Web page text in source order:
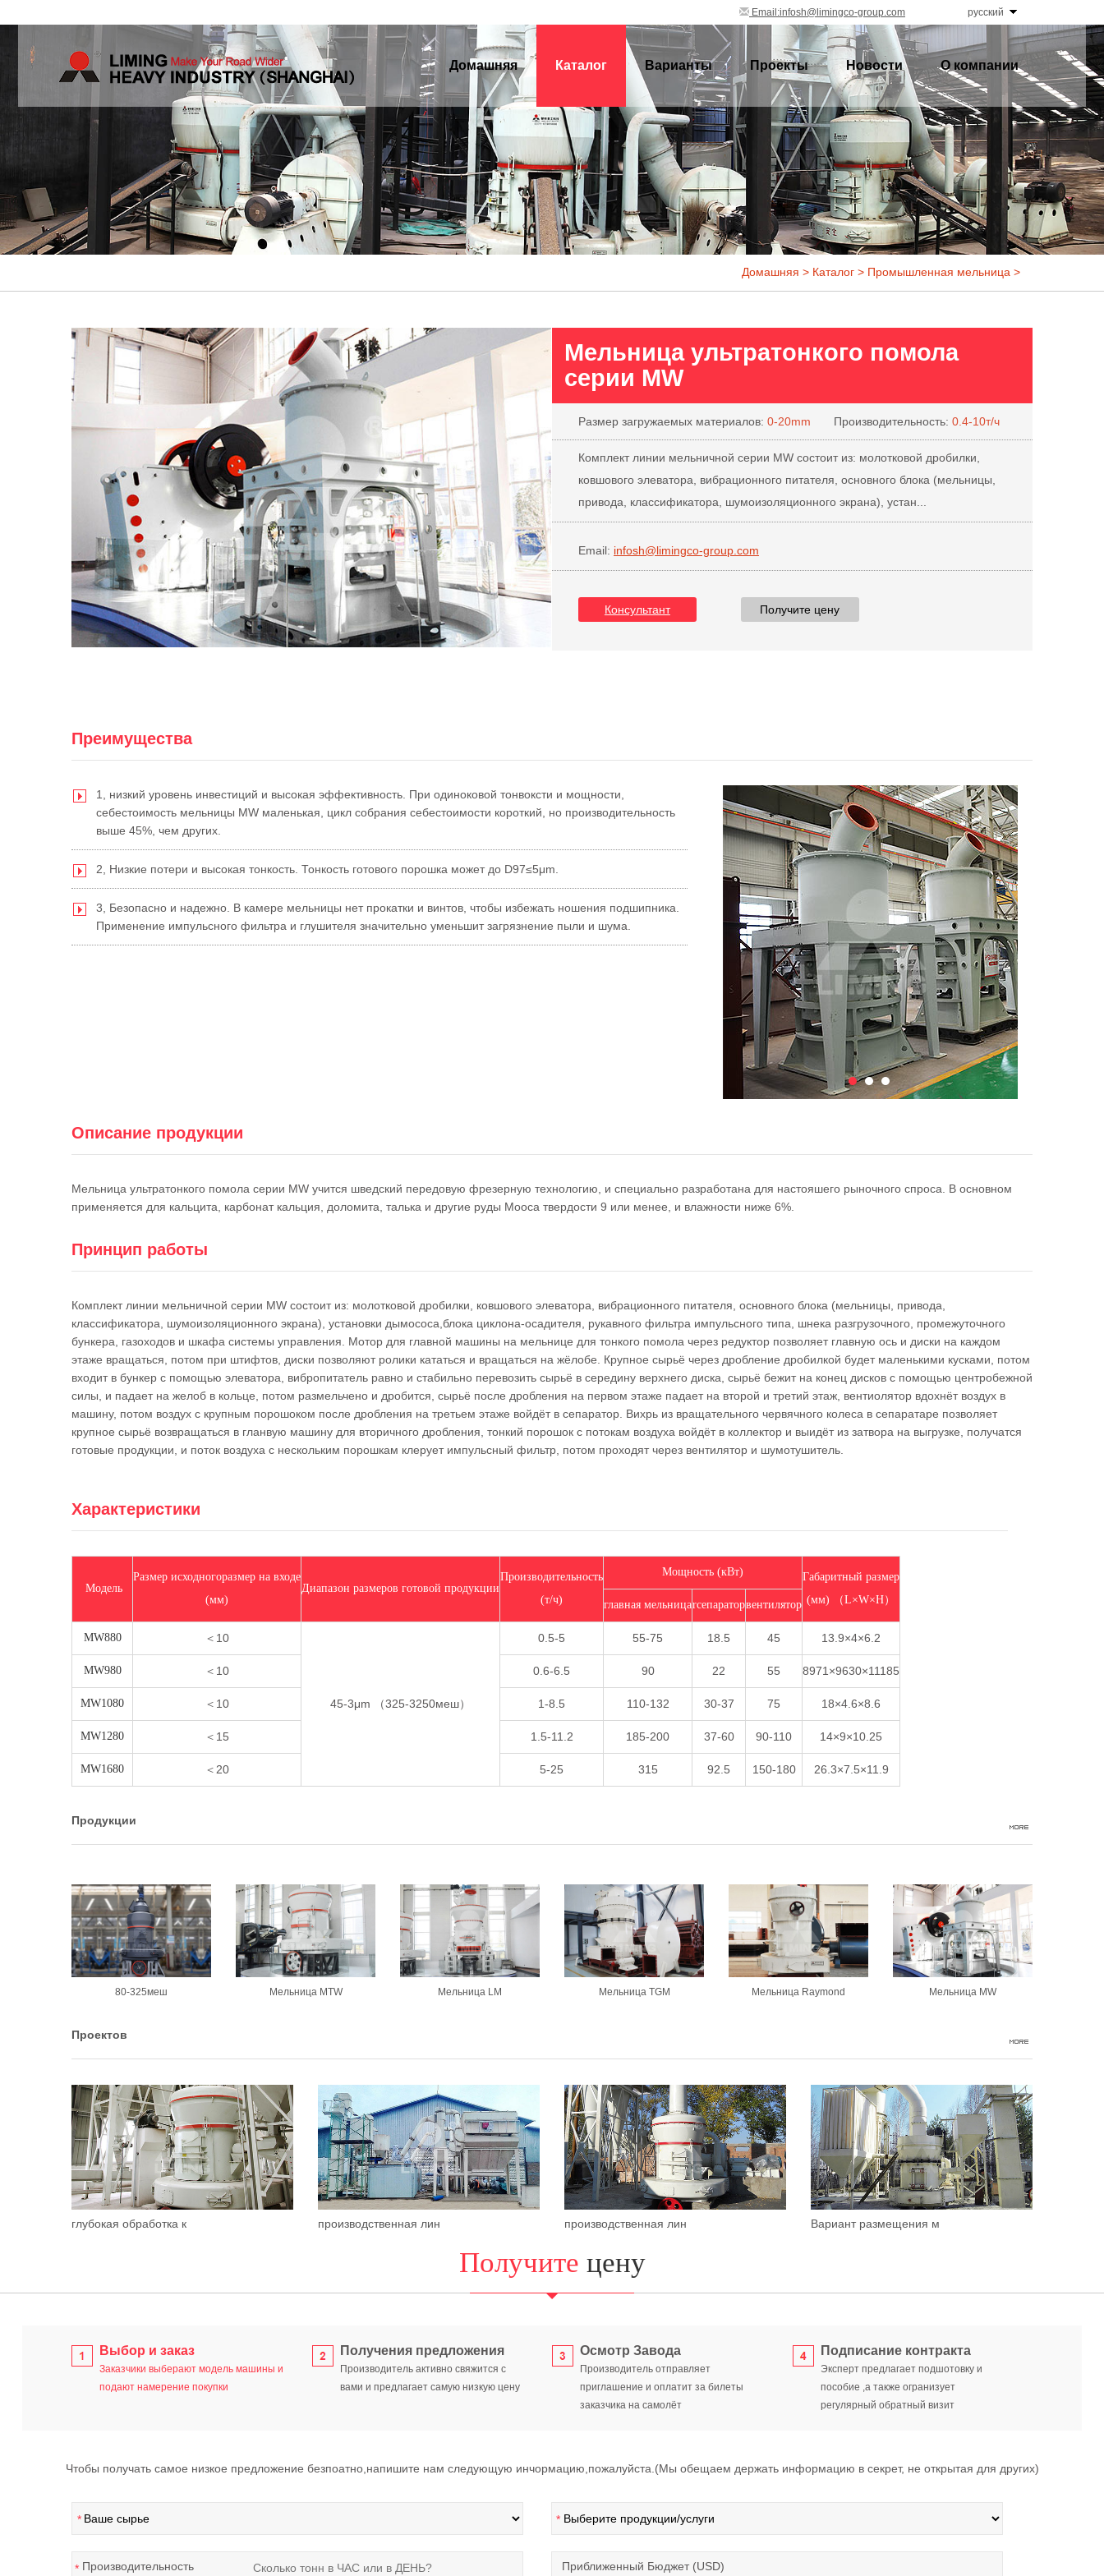
Email:infosh@limingco-group.com русский
Домашняя Каталог Варианты Проекты Новости О компании
Домашняя > Каталог > Промышленная мельница >
Мельница ультратонкого помола
серии MW
Размер загружаемых материалов: 0-20mm Производительность: 0.4-10т/ч
Комплект линии мельничной серии MW состоит из: молотковой дробилки,
ковшового элеватора, вибрационного питателя, основного блока (мельницы,
привода, классификатора, шумоизоляционного экрана), устан...
Email: infosh@limingco-group.com
Консультант Получите цену
Преимущества
1, низкий уровень инвестиций и высокая эффективность. При одиноковой тонвоксти и мощности,
себестоимость мельницы MW маленькая, цикл собрания себестоимости короткий, но производительность
выше 45%, чем других.
2, Низкие потери и высокая тонкость. Тонкость готового порошка может до D97≤5μm.
3, Безопасно и надежно. В камере мельницы нет прокатки и винтов, чтобы избежать ношения подшипника.
Применение импульсного фильтра и глушителя значительно уменьшит загрязнение пыли и шума.
Описание продукции
Мельница ультратонкого помола серии MW учится шведский передовую фрезерную технологию, и специально разработана для настояшего рыночного спроса. В основном
применяется для кальцита, карбонат кальция, доломита, талька и другие руды Мооса твердости 9 или менее, и влажности ниже 6%.
Принцип работы
Комплект линии мельничной серии MW состоит из: молотковой дробилки, ковшового элеватора, вибрационного питателя, основного блока (мельницы, привода,
классификатора, шумоизоляционного экрана), установки дымососа,блока циклона-осадителя, рукавного фильтра импульсного типа, шнека разгрузочного, промежуточного
бункера, газоходов и шкафа системы управления. Мотор для главной машины на мельнице для тонкого помола через редуктор позволяет главную ось и диски на каждом
этаже вращаться, потом при штифтов, диски позволяют ролики кататься и вращаться на жёлобе. Крупное сырьё через дробление дробилкой будет маленькими кусками, потом
входит в бункер с помощью элеватора, вибропитатель равно и стабильно перевозить сырьё в середину верхнего диска, сырьё бежит на конец дисков с помощью центробежной
силы, и падает на желоб в кольце, потом размельчено и дробится, сырьё после дробления на первом этаже падает на второй и третий этаж, вентиолятор вдохнёт воздух в
машину, потом воздух с крупным порошоком после дробления на третьем этаже войдёт в сепаратор. Вихрь из вращательного червячного колеса в сепаратаре позволяет
крупное сырьё возвращаться в гланвую машину для вторичного дробления, тонкий порошок с потокам воздуха войдёт в коллектор и выидёт из затвора на выгрузке, получатся
готовые продукции, и поток воздуха с нескольким порошкам клерует импульсный фильтр, потом проходят через вентилятор и шумотушитель.
Характеристики
Модель
Размер исходногоразмер на входе
(мм)
Диапазон размеров готовой продукции
Производительность
(т/ч)
Мощность (кВт)
Габаритный размер
(мм) （L×W×H）
главная мельницаrсепараторвентилятор
MW880 ＜10
45-3μm （325-3250меш）
0.5-5 55-75 18.5 45 13.9×4×6.2
MW980 ＜10 0.6-6.5 90 22 55 8971×9630×11185
MW1080 ＜10 1-8.5 110-132 30-37 75 18×4.6×8.6
MW1280 ＜15 1.5-11.2 185-200 37-60 90-110 14×9×10.25
MW1680 ＜20 5-25 315 92.5 150-180 26.3×7.5×11.9
Продукции
80-325меш Мельница MTW Мельница LM Мельница TGM Мельница Raymond Мельница MW
Проектов
глубокая обработка к производственная лин производственная лин Вариант размещения м
Получите цену
Выбор и заказ
Заказчики выберают модель машины и
подают намерение покупки
Получения предложения
Производитель активно свяжится с
вами и предлагает самую низкую цену
Осмотр Завода
Производитель отправляет
приглашение и оплатит за билеты
заказчика на самолёт
Подписание контракта
Эксперт предлагает подшотовку и
пособие ,а также огранизует
регулярный обратный визит
Чтобы получать самое низкое предложение безпоатно,напишите нам следующую инчормацию,пожалуйста.(Мы обещаем держать информацию в секрет, не открытая для других)
* *
Производительность
* Приближенный Бюджет (USD)